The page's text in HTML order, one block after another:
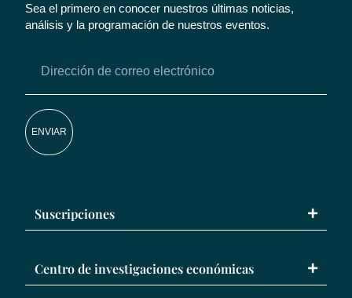
Sea el primero en conocer nuestros últimas noticias,
análisis y la programación de nuestros eventos.
ENVIAR
Suscripciones
Centro de investigaciones económicas